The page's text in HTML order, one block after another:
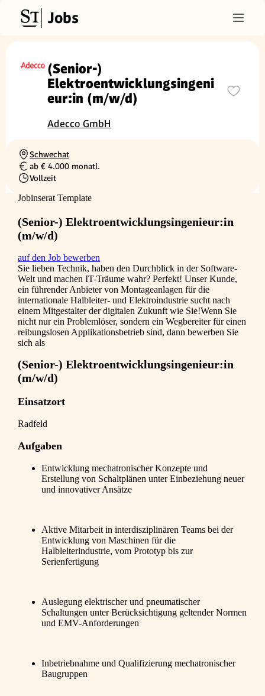
Jobs
(Senior-)
Elektroentwicklungsingeni
eur:in (m/w/d)
Adecco GmbH
Ortschaft
Schwechat
Gehalt
ab € 4.000 monatl.
Beschäftigungsart
Vollzeit
Jobinserat Template
(Senior-) Elektroentwicklungsingenieur:in
(m/w/d)
auf den Job bewerben
Sie lieben Technik, haben den Durchblick in der Software-
Welt und machen IT-Träume wahr? Perfekt! Unser Kunde,
ein führender Anbieter von Montageanlagen für die
internationale Halbleiter- und Elektroindustrie sucht nach
einem Mitgestalter der digitalen Zukunft wie Sie!Wenn Sie
nicht nur ein Problemlöser, sondern ein Wegbereiter für einen
reibungslosen Applikationsbetrieb sind, dann bewerben Sie
sich als
(Senior-) Elektroentwicklungsingenieur:in
(m/w/d)
Einsatzort
Radfeld
Aufgaben
Entwicklung mechatronischer Konzepte und
Erstellung von Schaltplänen unter Einbeziehung neuer
und innovativer Ansätze
Aktive Mitarbeit in interdisziplinären Teams bei der
Entwicklung von Maschinen für die
Halbleiterindustrie, vom Prototyp bis zur
Serienfertigung
Auslegung elektrischer und pneumatischer
Schaltungen unter Berücksichtigung geltender Normen
und EMV-Anforderungen
Inbetriebnahme und Qualifizierung mechatronischer
Baugruppen